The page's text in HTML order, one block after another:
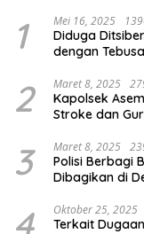
1 Mei 16, 2025
Diduga
dengan
2 Maret 8, 2025
Kapolsek
Stroke dan
3 Maret 8, 2025
Polisi Berbagi
Dibagikan di
4 Oktober 25, 2025
Terkait